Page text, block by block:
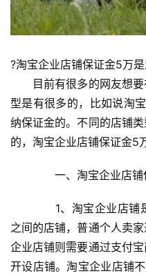
?淘宝企业店铺保证金5万是
目前有很多的网友想要
型是有很多的，比如说淘
纳保证金的。不同的店铺
的，淘宝企业店铺保证金5
一、淘宝企业店铺
1、淘宝企业店铺
之间的店铺，普通个人卖
企业店铺则需要通过支付
开设店铺。淘宝企业店铺